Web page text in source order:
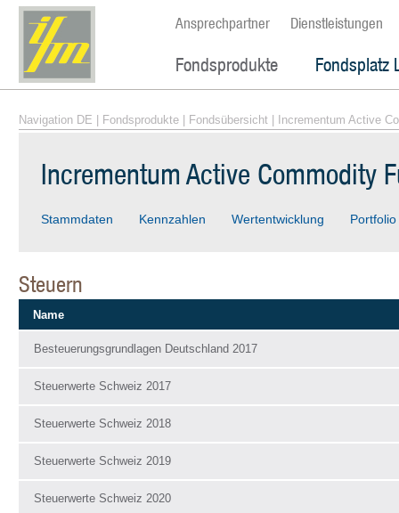
Ansprechpartner Dienstleistungen
Fondsprodukte Fondsplatz
Navigation DE Fondsprodukte Fondsübersicht | Incrementum Active
Incrementum Active Commodity
Stammdaten Kennzahlen Wertentwicklung Portfolio
Steuern
Name
Besteuerungsgrundlagen Deutschland 2017
Steuerwerte Schweiz 2017
Steuerwerte Schweiz 2018
Steuerwerte Schweiz 2019
Steuerwerte Schweiz 2020